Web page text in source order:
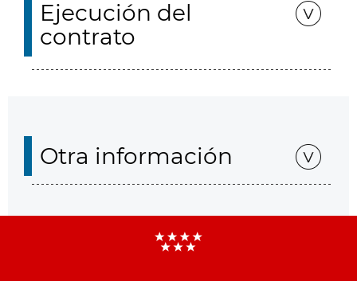
Ejecución del
contrato
Otra información